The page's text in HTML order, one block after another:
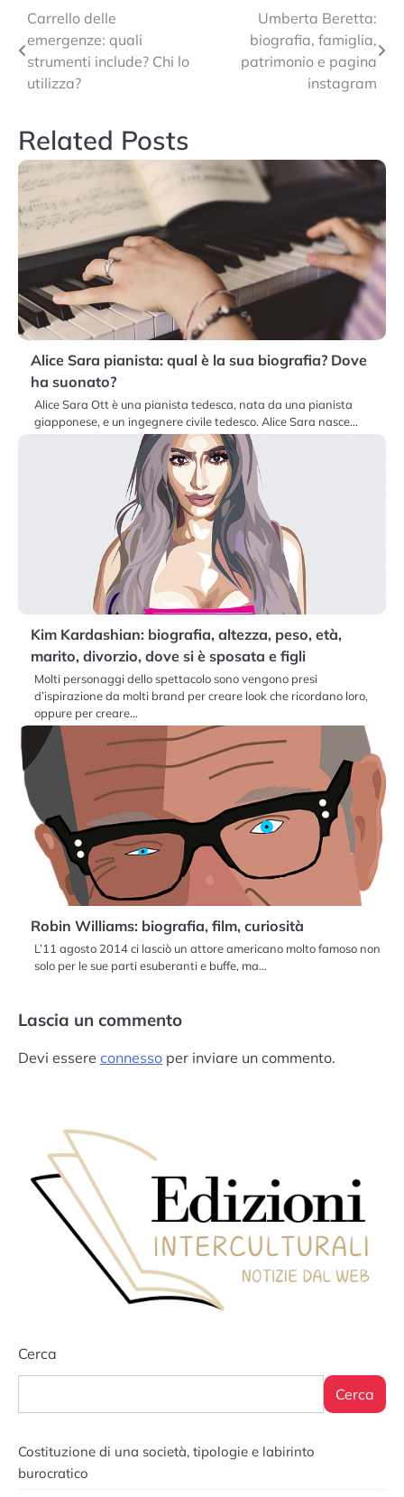
Navigazione
articoli
Carrello delle
emergenze: quali
strumenti include? Chi lo
utilizza?
Umberta Beretta:
biografia, famiglia,
patrimonio e pagina
instagram
Related Posts
Alice Sara pianista: qual è la sua biografia? Dove
ha suonato?
Alice Sara Ott è una pianista tedesca, nata da una pianista
giapponese, e un ingegnere civile tedesco. Alice Sara nasce…
Kim Kardashian: biografia, altezza, peso, età,
marito, divorzio, dove si è sposata e figli
Molti personaggi dello spettacolo sono vengono presi
d’ispirazione da molti brand per creare look che ricordano loro,
oppure per creare…
Robin Williams: biografia, film, curiosità
L’11 agosto 2014 ci lasciò un attore americano molto famoso non
solo per le sue parti esuberanti e buffe, ma…
Lascia un commento
Devi essere connesso per inviare un commento.
Cerca
Cerca
Costituzione di una società, tipologie e labirinto
burocratico